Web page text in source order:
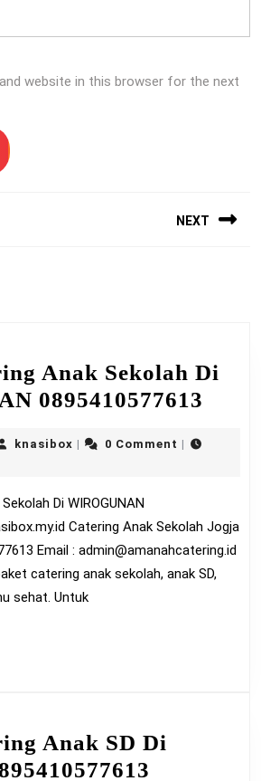
website in this browser for the next
NEXT
Anak Sekolah Di
0895410577613
knasiboxknasibox0 Comment
Catering Anak Sekolah Jogja
Email : admin@amanahcatering.id
catering anak sekolah, anak SD,
sehat. Untuk
Anak SD Di